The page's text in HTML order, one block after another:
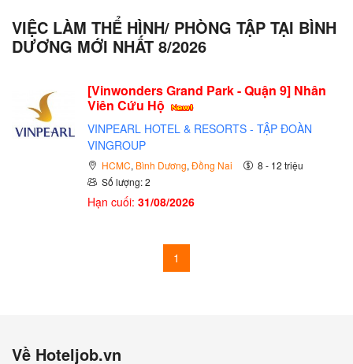
VIỆC LÀM THỂ HÌNH/ PHÒNG TẬP TẠI BÌNH
DƯƠNG MỚI NHẤT 8/2026
[Vinwonders Grand Park - Quận 9] Nhân
Viên Cứu Hộ
VINPEARL HOTEL & RESORTS - TẬP ĐOÀN
VINGROUP
HCMC, Bình Dương, Đồng Nai
8 - 12 triệu
Số lượng: 2
Hạn cuối: 31/08/2026
1
Về Hoteljob.vn